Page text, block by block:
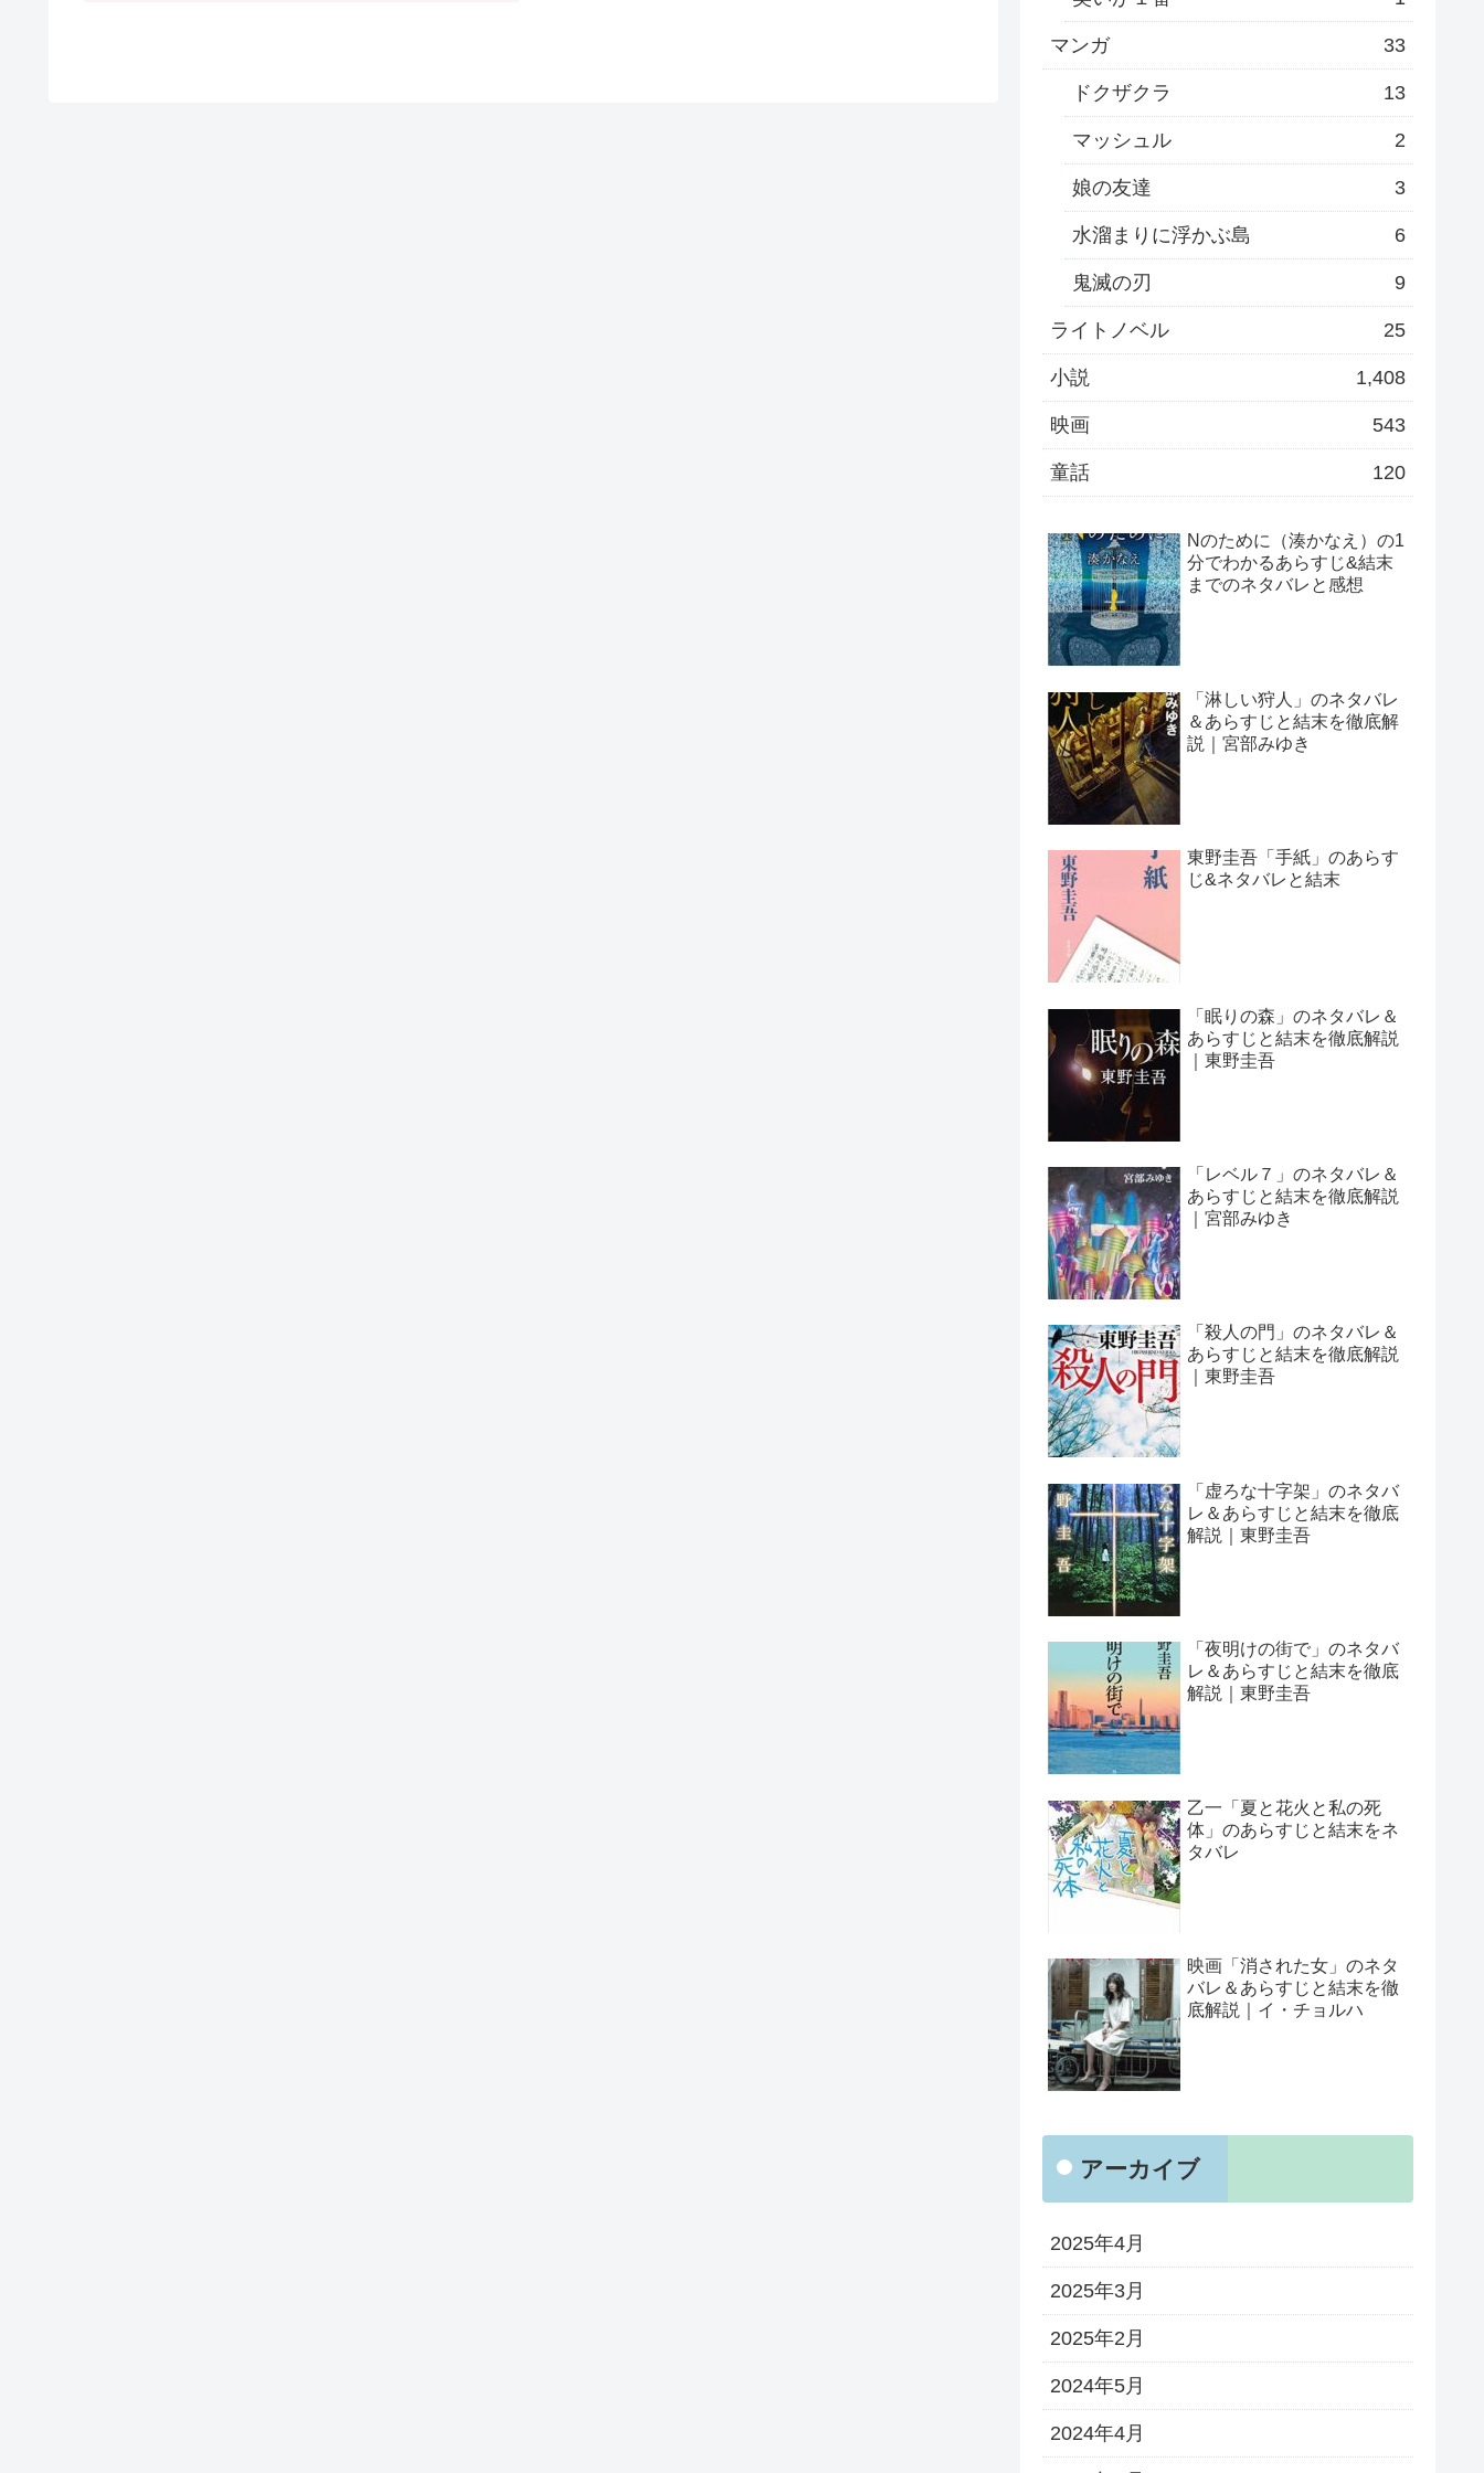
マンガ 33
ドクザクラ 13
マッシュル 2
娘の友達 3
水溜まりに浮かぶ島 6
鬼滅の刃 9
ライトノベル 25
小説 1,408
映画 543
童話 120
Nのために（湊かなえ）の1
分でわかるあらすじ&結末
までのネタバレと感想
「淋しい狩人」のネタバレ
＆あらすじと結末を徹底解
説｜宮部みゆき
東野圭吾「手紙」のあらす
じ&ネタバレと結末
「眠りの森」のネタバレ＆
あらすじと結末を徹底解説
｜東野圭吾
「レベル７」のネタバレ＆
あらすじと結末を徹底解説
｜宮部みゆき
「殺人の門」のネタバレ＆
あらすじと結末を徹底解説
｜東野圭吾
「虚ろな十字架」のネタバ
レ＆あらすじと結末を徹底
解説｜東野圭吾
「夜明けの街で」のネタバ
レ＆あらすじと結末を徹底
解説｜東野圭吾
乙一「夏と花火と私の死
体」のあらすじと結末をネ
タバレ
映画「消された女」のネタ
バレ＆あらすじと結末を徹
底解説｜イ・チョルハ
アーカイブ
2025年4月
2025年3月
2025年2月
2024年5月
2024年4月